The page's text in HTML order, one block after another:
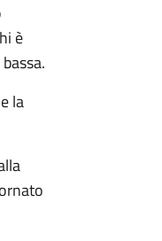
è
la